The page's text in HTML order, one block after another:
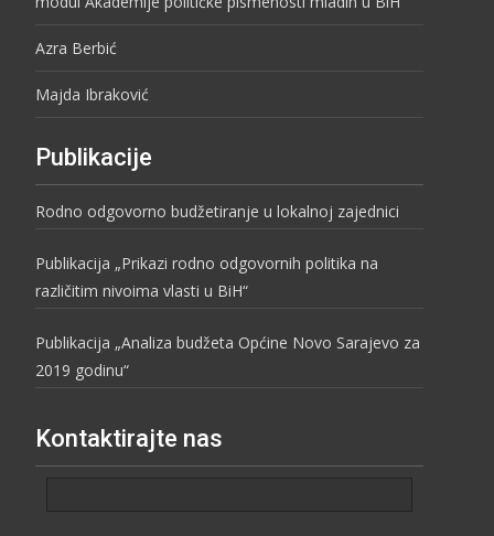
Azra Berbić
Majda Ibraković
Publikacije
Rodno odgovorno budžetiranje u lokalnoj zajednici
Publikacija „Prikazi rodno odgovornih politika na
različitim nivoima vlasti u BiH“
Publikacija „Analiza budžeta Općine Novo Sarajevo za
2019 godinu“
Kontaktirajte nas